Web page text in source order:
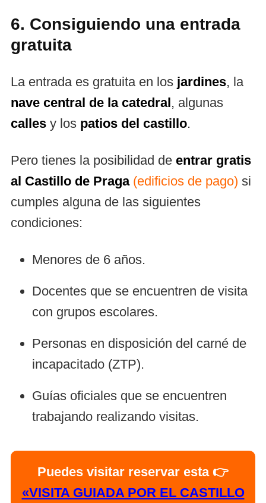
6. Consiguiendo una entrada
gratuita
La entrada es gratuita en los jardines, la
nave central de la catedral , algunas
calles y los patios del castillo.
Pero tienes la posibilidad de entrar gratis
al Castillo de Praga (edificios de pago) si
cumples alguna de las siguientes
condiciones:
Menores de 6 años.
Docentes que se encuentren de visita
con grupos escolares.
Personas en disposición del carné de
incapacitado (ZTP).
Guías oficiales que se encuentren
trabajando realizando visitas.
Puedes visitar reservar esta 👉
«VISITA GUIADA POR EL CASTILLO